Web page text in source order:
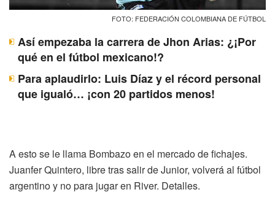
FOTO: FEDERACIÓN COLOMBIANA DE FÚTBOL
Así empezaba la carrera de Jhon Arias: ¿¡Por
qué en el fútbol mexicano!?
Para aplaudirlo: Luis Díaz y el récord personal
que igualó… ¡con 20 partidos menos!
A esto se le llama Bombazo en el mercado de fichajes.
Juanfer Quintero, libre tras salir de Junior, volverá al fútbol
argentino y no para jugar en River. Detalles.